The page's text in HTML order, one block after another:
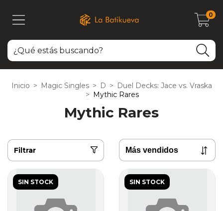
0
Inicio > Magic Singles > D > Duel Decks: Jace vs. Vraska
> Mythic Rares
Mythic Rares
Filtrar
SIN STOCK SIN STOCK